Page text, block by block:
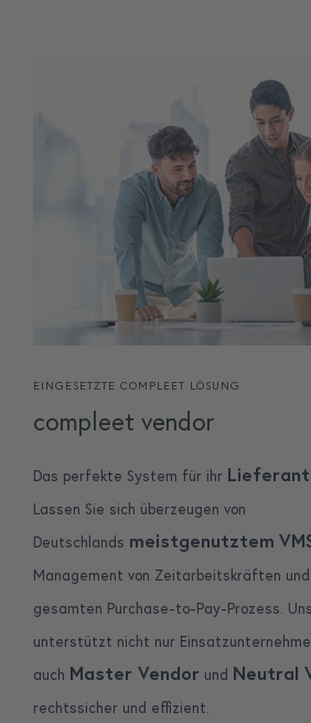
EINGESETZTE COMPLEET LÖSUNG
compleet vendor
Das perfekte System für ihr
Lassen Sie sich überzeugen von
Deutschlands meistgenutztem
Management von Zeitarbeitskräften
gesamten Purchase-to-Pay-Prozess.
unterstützt nicht nur
auch Master Vendor und Neutral
rechtssicher und effizient.